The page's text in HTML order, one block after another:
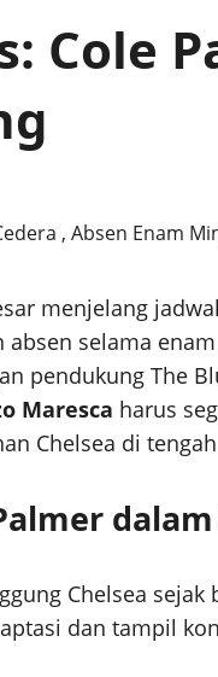
Cole
menjelang
absen selama
pendukung The
Maresca harus
Chelsea di
Chelsea
dan tampil